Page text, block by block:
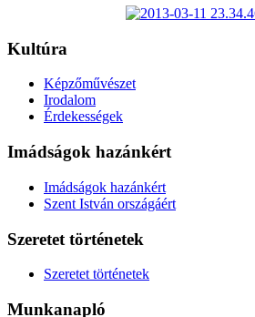
Kultúra
Képzőművészet
Irodalom
Érdekességek
Imádságok hazánkért
Imádságok hazánkért
Szent István országáért
Szeretet történetek
Szeretet történetek
Munkanapló